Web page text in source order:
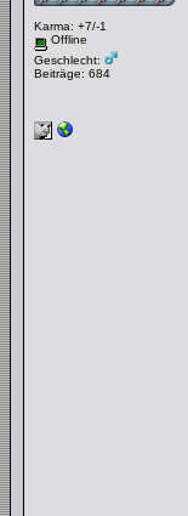
Karma: +7/-1
Offline
Geschlecht:
Beiträge: 684